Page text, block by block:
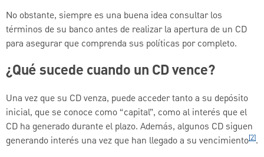
No obstante, siempre es una buena idea consultar los
términos de su banco antes de realizar la apertura de un CD
para asegurar que comprenda sus políticas por completo.
¿Qué sucede cuando un CD vence?
Una vez que su CD venza, puede acceder tanto a su depósito
inicial, que se conoce como “capital”, como al interés que el
CD ha generado durante el plazo. Además, algunos CD siguen
generando interés una vez que han llegado a su vencimiento[2].